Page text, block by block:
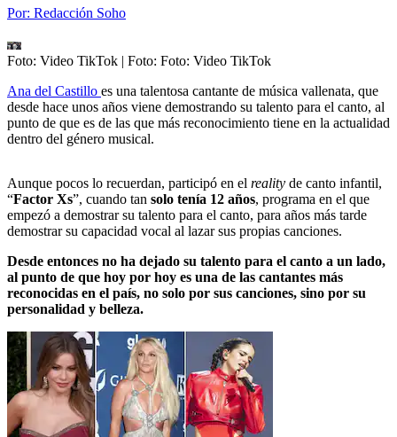
Por: Redacción Soho
Foto: Video TikTok | Foto: Foto: Video TikTok
Ana del Castillo es una talentosa cantante de música vallenata, que
desde hace unos años viene demostrando su talento para el canto, al
punto de que es de las que más reconocimiento tiene en la actualidad
dentro del género musical.
Aunque pocos lo recuerdan, participó en el reality de canto infantil,
“Factor Xs”, cuando tan solo tenía 12 años, programa en el que
empezó a demostrar su talento para el canto, para años más tarde
demostrar su capacidad vocal al lazar sus propias canciones.
Desde entonces no ha dejado su talento para el canto a un lado,
al punto de que hoy por hoy es una de las cantantes más
reconocidas en el país, no solo por sus canciones, sino por su
personalidad y belleza.